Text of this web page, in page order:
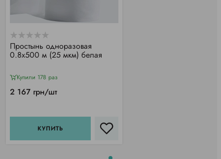
Простынь одноразовая
0.8х500 м (25 мкм) белая
Купили 178 раз
2 167 грн/шт
КУПИТЬ